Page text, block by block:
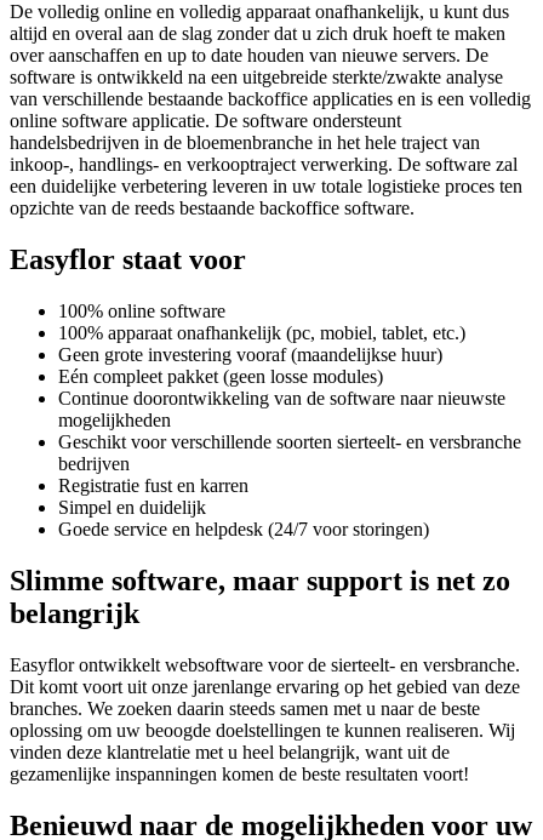
De volledig online en volledig apparaat onafhankelijk, u kunt dus
altijd en overal aan de slag zonder dat u zich druk hoeft te maken
over aanschaffen en up to date houden van nieuwe servers. De
software is ontwikkeld na een uitgebreide sterkte/zwakte analyse
van verschillende bestaande backoffice applicaties en is een volledig
online software applicatie. De software ondersteunt
handelsbedrijven in de bloemenbranche in het hele traject van
inkoop-, handlings- en verkooptraject verwerking. De software zal
een duidelijke verbetering leveren in uw totale logistieke proces ten
opzichte van de reeds bestaande backoffice software.
Easyflor staat voor
100% online software
100% apparaat onafhankelijk (pc, mobiel, tablet, etc.)
Geen grote investering vooraf (maandelijkse huur)
Eén compleet pakket (geen losse modules)
Continue doorontwikkeling van de software naar nieuwste
mogelijkheden
Geschikt voor verschillende soorten sierteelt- en versbranche
bedrijven
Registratie fust en karren
Simpel en duidelijk
Goede service en helpdesk (24/7 voor storingen)
Slimme software, maar support is net zo
belangrijk
Easyflor ontwikkelt websoftware voor de sierteelt- en versbranche.
Dit komt voort uit onze jarenlange ervaring op het gebied van deze
branches. We zoeken daarin steeds samen met u naar de beste
oplossing om uw beoogde doelstellingen te kunnen realiseren. Wij
vinden deze klantrelatie met u heel belangrijk, want uit de
gezamenlijke inspanningen komen de beste resultaten voort!
Benieuwd naar de mogelijkheden voor uw